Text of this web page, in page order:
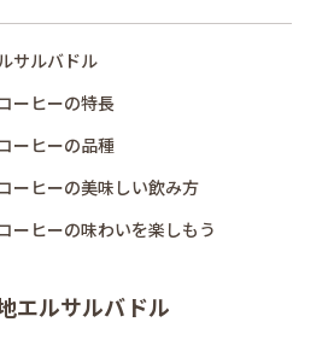
サルバドル
ーヒーの特長
ーヒーの品種
ーヒーの美味しい飲み方
ーヒーの味わいを楽しもう
エルサルバドル